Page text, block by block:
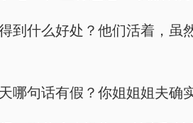
到什么好处？他们活着，
哪句话有假？你姐姐姐夫确